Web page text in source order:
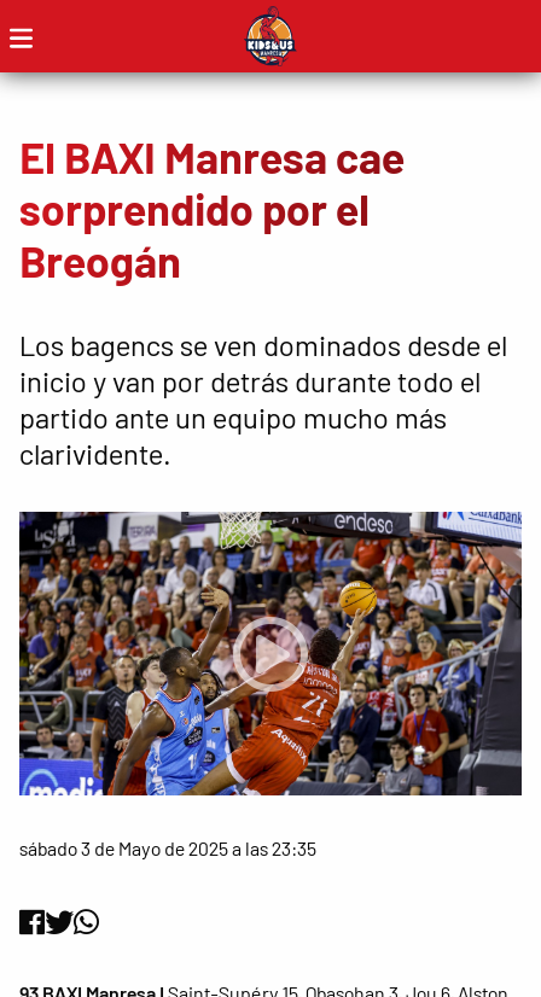
El BAXI Manresa cae
sorprendido por el
Breogán
Los bagencs se ven dominados desde el
inicio y van por detrás durante todo el
partido ante un equipo mucho más
clarividente.
sábado 3 de Mayo de 2025 a las 23:35
93 BAXI Manresa I Saint-Supéry 15, Obasohan 3, Jou 6, Alston